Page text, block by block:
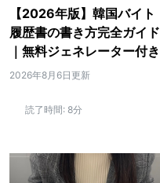
【2026年版】韓国バイト
履歴書の書き方完全ガイド
｜無料ジェネレーター付き
2026年8月6日更新
読了時間: 8分